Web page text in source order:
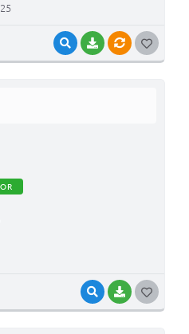
VISUALIZAR
BAIXARVÍNCULOS
VISUALIZAR
BAIXAR